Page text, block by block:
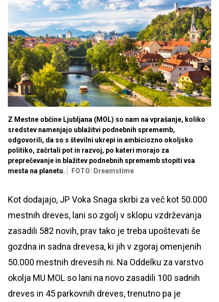
Z Mestne občine Ljubljana (MOL) so nam na vprašanje, koliko
sredstev namenjajo ublažitvi podnebnih sprememb,
odgovorili, da so s številni ukrepi in ambiciozno okoljsko
politiko, začrtali pot in razvoj, po kateri morajo za
preprečevanje in blažitev podnebnih sprememb stopiti vsa
mesta na planetu.
FOTO: Dreamstime
Kot dodajajo, JP Voka Snaga skrbi za več kot 50.000
mestnih dreves, lani so zgolj v sklopu vzdrževanja
zasadili 582 novih, prav tako je treba upoštevati še
gozdna in sadna drevesa, ki jih v zgoraj omenjenih
50.000 mestnih drevesih ni. Na Oddelku za varstvo
okolja MU MOL so lani na novo zasadili 100 sadnih
dreves in 45 parkovnih dreves, trenutno pa je